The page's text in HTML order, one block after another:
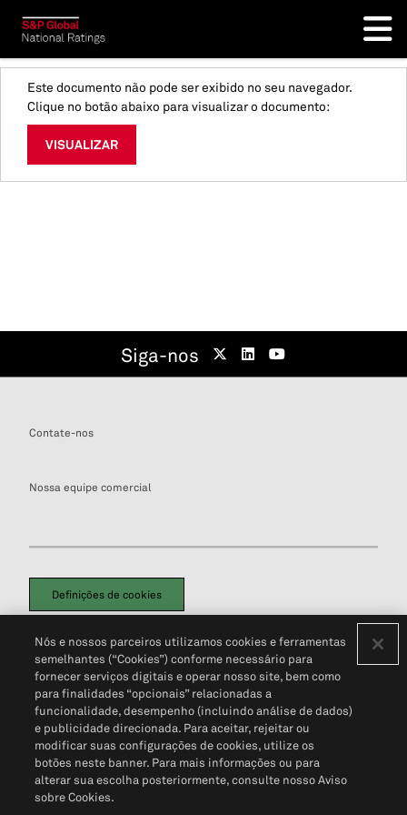
Este documento não pode ser exibido no seu navegador.
Clique no botão abaixo para visualizar o documento:
VISUALIZAR
Siga-nos
Contate-nos
Nossa equipe comercial
Definições de cookies
Política de PrivacidadePortal de privacidade do cliente (em inglês)
Não Venda Minhas Informações Pessoais© 2026 S&P Global
Nós e nossos parceiros utilizamos cookies e ferramentas
semelhantes (“Cookies”) conforme necessário para
fornecer serviços digitais e operar nosso site, bem como
para finalidades “opcionais” relacionadas a
funcionalidade, desempenho (incluindo análise de dados)
e publicidade direcionada. Para aceitar, rejeitar ou
modificar suas configurações de cookies, utilize os
botões neste banner. Para mais informações ou para
alterar sua escolha posteriormente, consulte nosso Aviso
sobre Cookies.